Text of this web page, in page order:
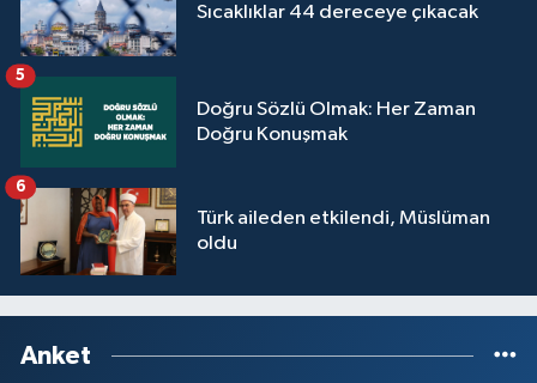
Sıcaklıklar 44 dereceye çıkacak
Doğru Sözlü Olmak: Her Zaman
Doğru Konuşmak
5
Türk aileden etkilendi, Müslüman
oldu
6
Anket